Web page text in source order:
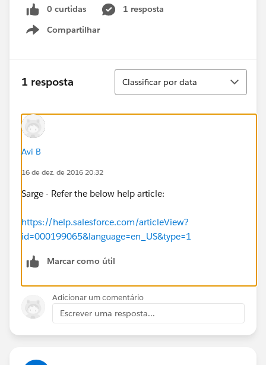
0 curtidas
1 resposta
Compartilhar
Show menu
1 resposta
Classificar
Classificar por data
Avi B
16 de dez. de 2016 20:32
Sarge - Refer the below help article:
https://help.salesforce.com/articleView?
id=000199065&language=en_US&type=1
Marcar como útil
Adicionar um comentário
Escrever uma resposta...